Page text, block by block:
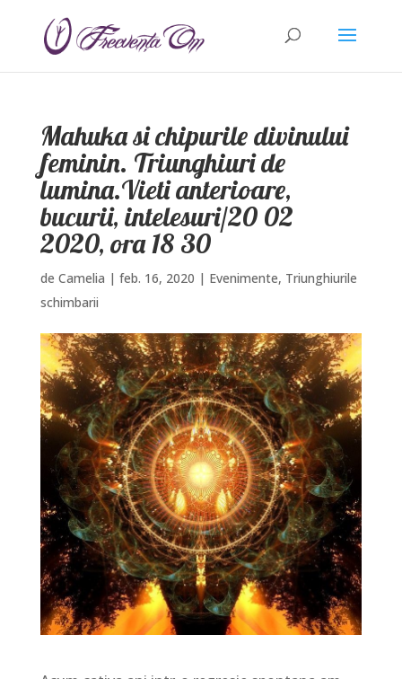
Mahuka si chipurile divinului
feminin. Triunghiuri de
lumina.Vieti anterioare,
bucurii, intelesuri/20 02
2020, ora 18 30
de Camelia | feb. 16, 2020 | Evenimente, Triunghiurile
schimbarii